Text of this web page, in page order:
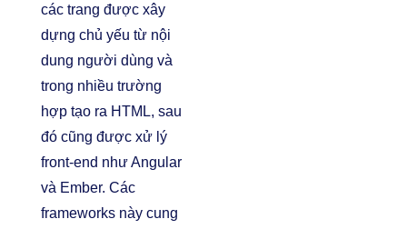
các trang được xây
dựng chủ yếu từ nội
dung người dùng và
trong nhiều trường
hợp tạo ra HTML, sau
đó cũng được xử lý
front-end như Angular
và Ember. Các
frameworks này cung